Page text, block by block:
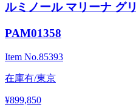
ルミノール マリーナ グ
PAM01358
Item No.85393
在庫有/東京
¥899,850